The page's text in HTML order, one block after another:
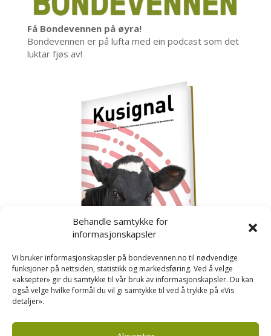
Behandle samtykke for
informasjonskapsler
Vi bruker informasjonskapsler på bondevennen.no til nødvendige
funksjoner på nettsiden, statistikk og markedsføring. Ved å velge
«aksepter» gir du samtykke til vår bruk av informasjonskapsler. Du kan
også velge hvilke formål du vil gi samtykke til ved å trykke på «Vis
detaljer».
Få Bondevennen på øyra!
Bondevennen er på lufta med ein podcast som det
luktar fjøs av!
Kusignal
om kusignal i eit eige hefte.